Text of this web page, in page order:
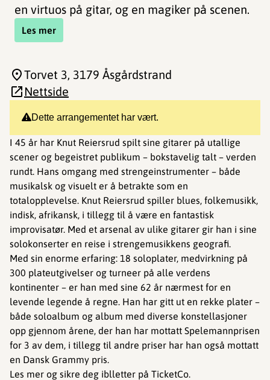
en virtuos på gitar, og en magiker på scenen.
Les mer
Dette arrangementet har vært.
I 45 år har Knut Reiersrud spilt sine gitarer på utallige
scener og begeistret publikum – bokstavelig talt – verden
rundt. Hans omgang med strengeinstrumenter – både
musikalsk og visuelt er å betrakte som en
totalopplevelse. Knut Reiersrud spiller blues, folkemusikk,
indisk, afrikansk, i tillegg til å være en fantastisk
improvisatør. Med et arsenal av ulike gitarer gir han i sine
solokonserter en reise i strengemusikkens geografi.
Med sin enorme erfaring: 18 soloplater, medvirkning på
300 plateutgivelser og turneer på alle verdens
kontinenter – er han med sine 62 år nærmest for en
levende legende å regne. Han har gitt ut en rekke plater –
både soloalbum og album med diverse konstellasjoner
opp gjennom årene, der han har mottatt Spelemannprisen
for 3 av dem, i tillegg til andre priser har han også mottatt
en Dansk Grammy pris.
Les mer og sikre deg iblletter på TicketCo.
Torvet 3, 3179 Åsgårdstrand
Nettside